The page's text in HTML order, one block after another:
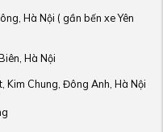
Hà Nội ( gần bến xe Yên
Hà Nội
Kim Chung, Đông Anh, Hà Nội